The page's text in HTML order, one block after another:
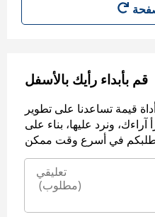
قم بأبداء رأيك بالأسفل
قيمة تساعدنا على تطوير
ونرد عليها، بناء على